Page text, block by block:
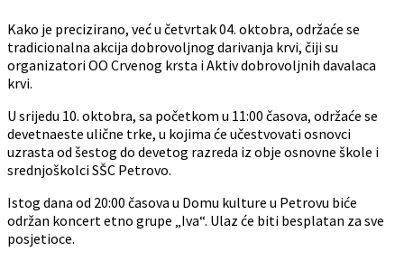
Kako je precizirano, već u četvrtak 04. oktobra, održaće se
tradicionalna akcija dobrovoljnog darivanja krvi, čiji su
organizatori OO Crvenog krsta i Aktiv dobrovoljnih davalaca
krvi.
U srijedu 10. oktobra, sa početkom u 11:00 časova, održaće se
devetnaeste ulične trke, u kojima će učestvovati osnovci
uzrasta od šestog do devetog razreda iz obje osnovne škole i
srednjoškolci SŠC Petrovo.
Istog dana od 20:00 časova u Domu kulture u Petrovu biće
održan koncert etno grupe „Iva“. Ulaz će biti besplatan za sve
posjetioce.